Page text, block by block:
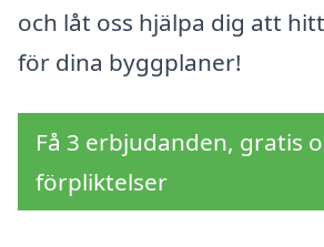
och låt oss hjälpa dig att
för dina byggplaner!
Få 3 erbjudanden, gratis
förpliktelser